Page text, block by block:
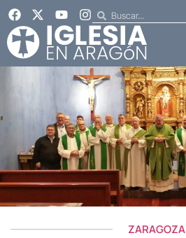
ZARAGOZA